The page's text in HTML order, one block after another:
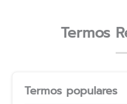
Termos
Termos populares